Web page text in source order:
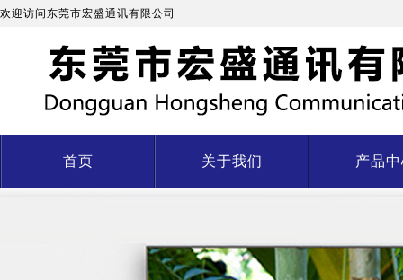
欢迎访问东莞市宏盛通讯有限公司
首页 关于我们 产品